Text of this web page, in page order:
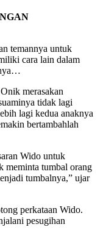
temannya untuk
cara lain dalam
merasakan
tidak lagi
lagi kedua anaknya
bertambahlah
Wido untuk
meminta tumbal orang
tumbalnya,” ujar
perkataan Wido.
pesugihan